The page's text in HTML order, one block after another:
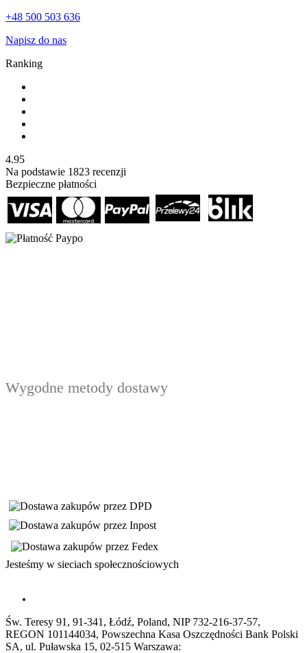
+48 500 503 636
Napisz do nas
Ranking
4.95
Na podstawie 1823 recenzji
Bezpieczne płatności
Wygodne metody dostawy
Jesteśmy w sieciach społecznościowych
Św. Teresy 91, 91-341, Łódź, Poland, NIP 732-216-37-57,
REGON 101144034, Powszechna Kasa Oszczędności Bank Polski
SA, ul. Puławska 15, 02-515 Warszawa: